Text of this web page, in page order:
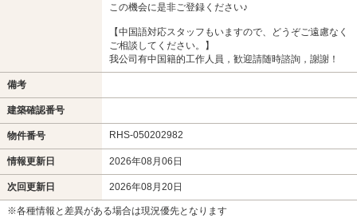
この機会に是非ご登録ください♪
【中国語対応スタッフもいますので、どうぞご遠慮なく
ご相談してください。】
我公司有中国籍的工作人員，歓迎請随時諮詢，謝謝！
備考
建築確認番号
物件番号 RHS-050202982
情報更新日 2026年08月06日
次回更新日 2026年08月20日
※各種情報と差異がある場合は現況優先となります